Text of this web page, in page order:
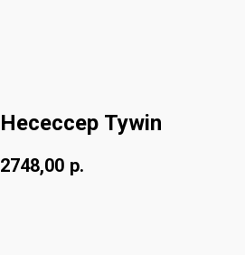
Несессер Tywin
2748,00 р.